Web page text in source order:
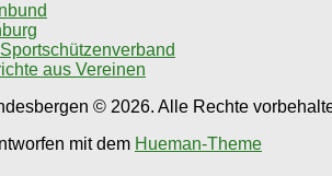
aus Vereinen
© 2026. Alle Rechte
mit dem Hueman-Theme